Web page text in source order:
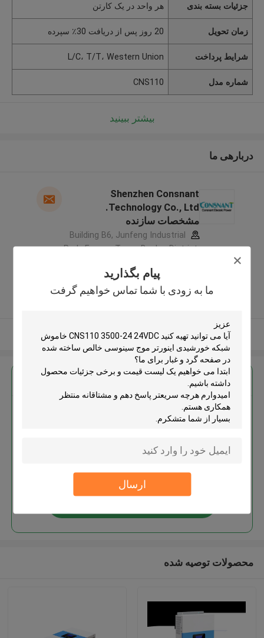
پیام بگذارید
ما به زودی با شما تماس خواهیم گرفت
ارسال
جزئیات بسته بندی هر واحد در یک کارتن
زمان تحویل 20 روز پس از دریافت 30٪ سپرده
شرایط پرداخت L/C، T/T، Western Union
شماره مدل CNS110
بیشتر ببینید
دربارهی ما
Shenzhen Consnant
Technology Co., Ltd.
مشخصات سازنده
Building B6, Junfeng Industrial
Park, Fuyong Town, Bao'an District,
5.0
بیشتر ببینید
بهترين قيمت رو براي
شبکه خورشیدی اینورتر موج
صفحه گرد و غبار
محصولات توصیه شده